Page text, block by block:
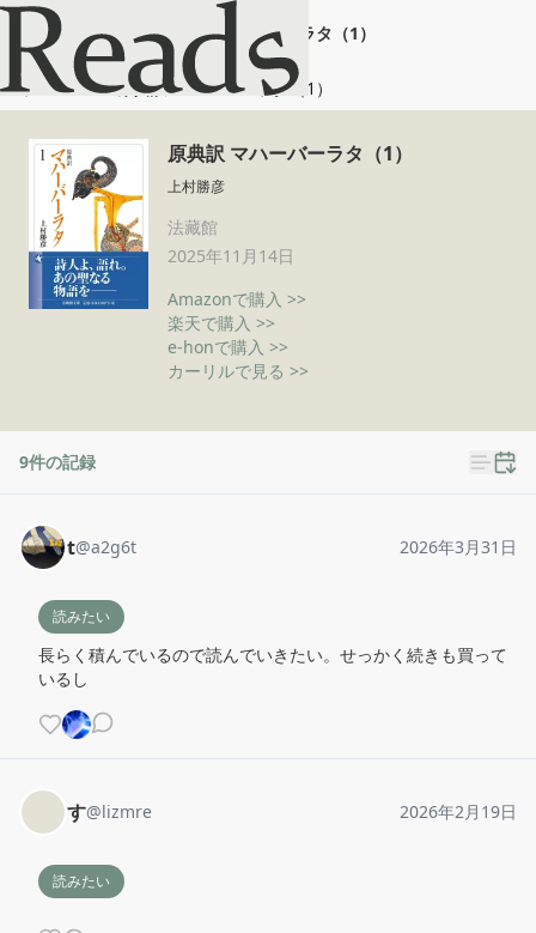
原典訳 マハーバーラタ（1）
ホーム 原典訳 マハーバーラタ（1）
原典訳 マハーバーラタ（1）
上村勝彦
法藏館
2025年11月14日
Amazonで購入 >>
楽天で購入 >>
e-honで購入 >>
カーリルで見る >>
9件の記録
t@a2g6t 2026年3月31日
読みたい
長らく積んでいるので読んでいきたい。せっかく続きも買って
いるし
す@lizmre 2026年2月19日
読みたい